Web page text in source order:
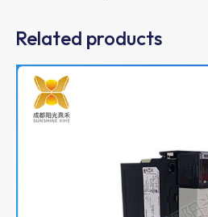
Related products